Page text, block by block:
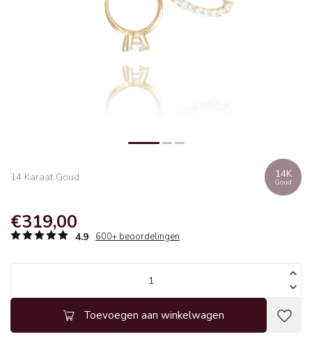
14 Karaat Goud 14K
Goud
€319,00
4.9 600+ beoordelingen
Toevoegen aan winkelwagen